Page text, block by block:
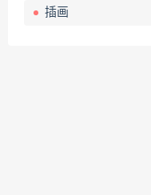
插画